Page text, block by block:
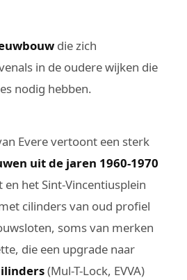
die zich
in de oudere wijken die
nodig hebben.
Evere vertoont een sterk
uit de jaren 1960-1970
het Sint-Vincentiusplein
cilinders van oud profiel
soms van merken
die een upgrade naar
(Mul-T-Lock, EVVA)